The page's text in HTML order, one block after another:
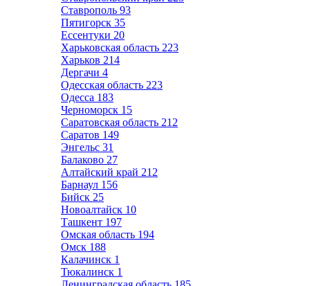
Ставрополь 93
Пятигорск 35
Ессентуки 20
Харьковская область 223
Харьков 214
Дергачи 4
Одесская область 223
Одесса 183
Черноморск 15
Саратовская область 212
Саратов 149
Энгельс 31
Балаково 27
Алтайский край 212
Барнаул 156
Бийск 25
Новоалтайск 10
Ташкент 197
Омская область 194
Омск 188
Калачинск 1
Тюкалинск 1